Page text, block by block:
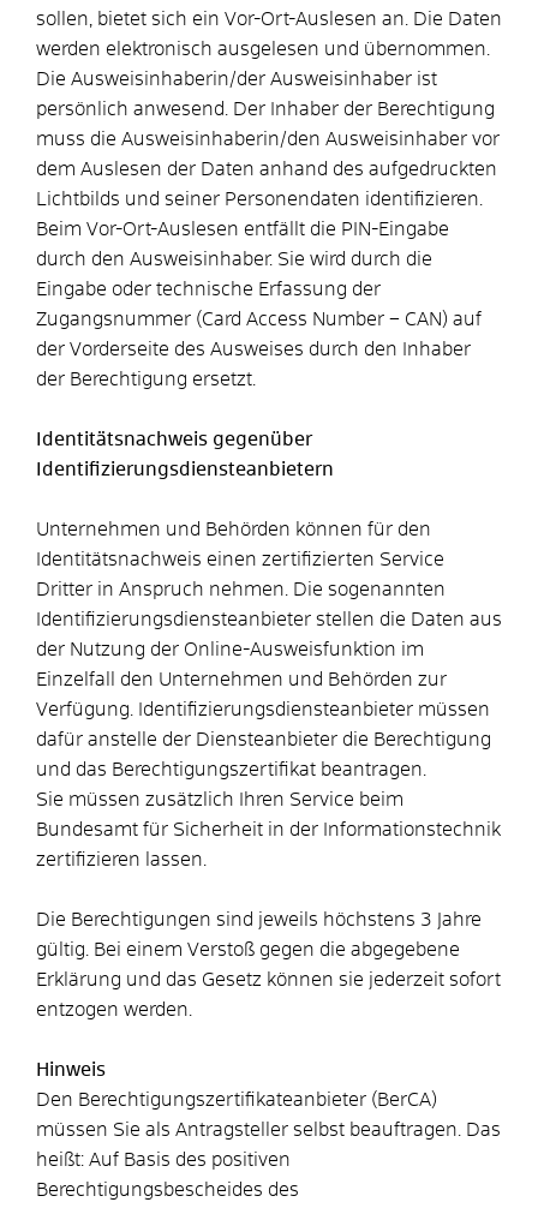
sollen, bietet sich ein Vor-Ort-Auslesen an. Die Daten
werden elektronisch ausgelesen und übernommen.
Die Ausweisinhaberin/der Ausweisinhaber ist
persönlich anwesend. Der Inhaber der Berechtigung
muss die Ausweisinhaberin/den Ausweisinhaber vor
dem Auslesen der Daten anhand des aufgedruckten
Lichtbilds und seiner Personendaten identifizieren.
Beim Vor-Ort-Auslesen entfällt die PIN-Eingabe
durch den Ausweisinhaber. Sie wird durch die
Eingabe oder technische Erfassung der
Zugangsnummer (Card Access Number – CAN) auf
der Vorderseite des Ausweises durch den Inhaber
der Berechtigung ersetzt.
Identitätsnachweis gegenüber
Identifizierungsdiensteanbietern
Unternehmen und Behörden können für den
Identitätsnachweis einen zertifizierten Service
Dritter in Anspruch nehmen. Die sogenannten
Identifizierungsdiensteanbieter stellen die Daten aus
der Nutzung der Online-Ausweisfunktion im
Einzelfall den Unternehmen und Behörden zur
Verfügung. Identifizierungsdiensteanbieter müssen
dafür anstelle der Diensteanbieter die Berechtigung
und das Berechtigungszertifikat beantragen.
Sie müssen zusätzlich Ihren Service beim
Bundesamt für Sicherheit in der Informationstechnik
zertifizieren lassen.
Die Berechtigungen sind jeweils höchstens 3 Jahre
gültig. Bei einem Verstoß gegen die abgegebene
Erklärung und das Gesetz können sie jederzeit sofort
entzogen werden.
Hinweis
Den Berechtigungszertifikateanbieter (BerCA)
müssen Sie als Antragsteller selbst beauftragen. Das
heißt: Auf Basis des positiven
Berechtigungsbescheides des